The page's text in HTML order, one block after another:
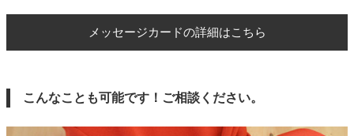
メッセージカードの詳細はこちら
こんなことも可能です！ご相談ください。